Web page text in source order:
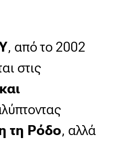
, από το 2002
στις
τη Ρόδο, αλλά